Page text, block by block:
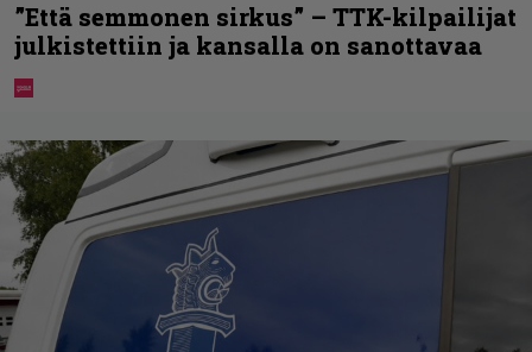
”Että semmonen sirkus” – TTK-kilpailijat
julkistettiin ja kansalla on sanottavaa